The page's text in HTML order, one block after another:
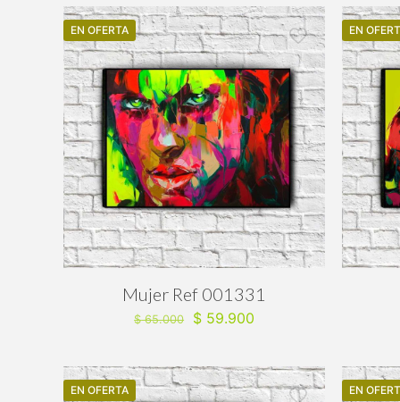
EN OFERTA
Mujer Ref 001331
$65.000
El
era:
$ 65.000.
$ 59.900
es:
$ 59.900.
EN
EN OFERTA EN